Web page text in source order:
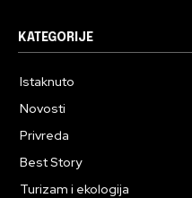
KATEGORIJE
Istaknuto
Novosti
Privreda
Best Story
Turizam i ekologija